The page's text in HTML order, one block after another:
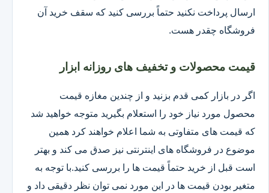
ارسال پرداخت نکنید حتماً بررسی کنید که سقف خرید آن
فروشگاه چقدر هست.
قیمت محصولات و تخفیف های روزانه ابزار
اگر در بازار کمی قدم بزنید و از چندین مغازه قیمت
محصول مورد نیاز خود را استعلام بگیرید متوجه خواهید شد
که قیمت های متفاوتی به شما اعلام خواهند کرد همین
موضوع در فروشگاه های اینترنتی نیز صدق می کند و بهتر
است قبل از خرید حتماً قیمت ها را بررسی کنید.با توجه به
متغیر بودن قیمت ها در این مورد نمی توان نظر دقیقی داد و